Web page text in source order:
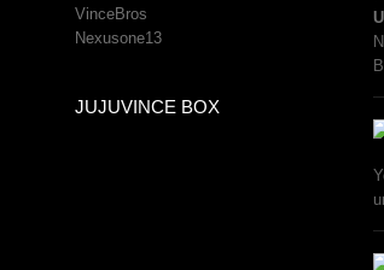
VinceBros
Nexusone13
JUJUVINCE BOX